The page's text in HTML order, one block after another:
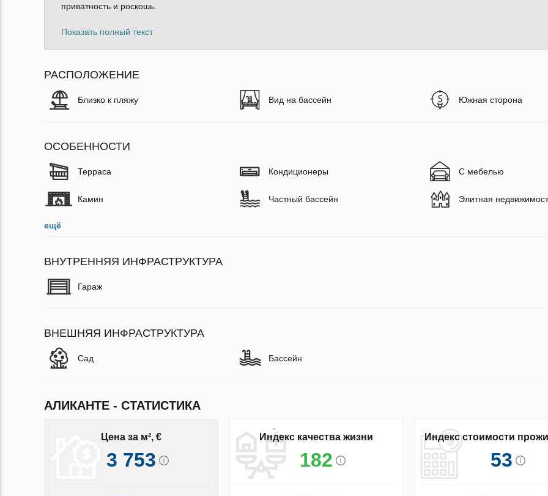
приватность и роскошь.
Показать полный текст
РАСПОЛОЖЕНИЕ
Близко к пляжу Вид на бассейн Южная сторона
ОСОБЕННОСТИ
Терраса Кондиционеры С мебелью
Камин Частный бассейн Элитная
ещё
ВНУТРЕННЯЯ ИНФРАСТРУКТУРА
Гараж
ВНЕШНЯЯ ИНФРАСТРУКТУРА
Сад Бассейн
АЛИКАНТЕ - СТАТИСТИКА
Цена за м², €
3 753
Индекс качества жизни
182
Индекс стоимости
53